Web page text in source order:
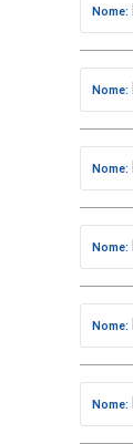
Nome:
Nome:
Nome:
Nome:
Nome:
Nome: